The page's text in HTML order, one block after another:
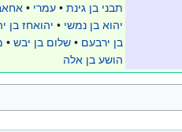
תבני בן גינת • עמרי •
יהוא בן נמשי • יהואחז בן
בן ירבעם • שלום בן יבש •
הושע בן אלה